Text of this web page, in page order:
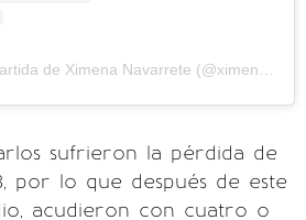
sufrieron la pérdida de
por lo que después de este
acudieron con cuatro o